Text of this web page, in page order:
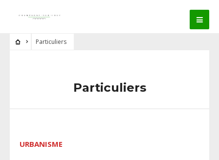
Particuliers
Particuliers
URBANISME